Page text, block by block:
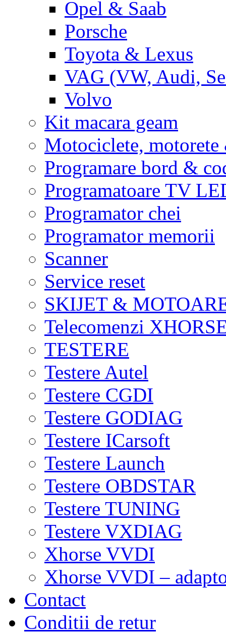
Opel & Saab
Porsche
Toyota & Lexus
VAG (VW, Audi,
Volvo
Kit macara geam
Motociclete,
Programare bord &
Programatoare TV
Programator chei
Programator memorii
Scanner
Service reset
SKIJET &
Telecomenzi
TESTERE
Testere Autel
Testere CGDI
Testere GODIAG
Testere ICarsoft
Testere Launch
Testere OBDSTAR
Testere TUNING
Testere VXDIAG
Xhorse VVDI
Xhorse VVDI –
Contact
Conditii de retur